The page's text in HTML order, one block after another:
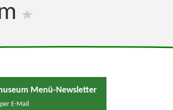
Menü-Newsletter
E-Mail